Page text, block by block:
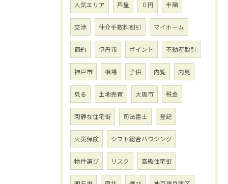
人気エリア 芦屋 ０円 半額
交渉 仲介手数料割引 マイホーム
節約 伊丹市 ポイント 不動産取引
神戸市 相場 子供 内覧 内見
見る 土地売買 大阪市 税金
閑静な住宅街 司法書士 登記
火災保険 シフト総合ハウジング
物件選び リスク 高級住宅街